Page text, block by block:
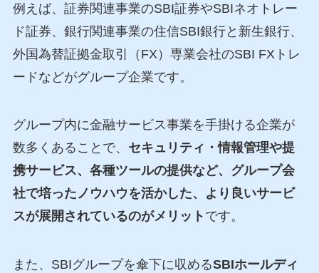
例えば、証券関連事業のSBI証券やSBIネオトレー
ド証券、銀行関連事業の住信SBI銀行と新生銀行、
外国為替証拠金取引（FX）専業会社のSBI FXトレ
ードなどがグループ企業です。
グループ内に金融サービス事業を手掛ける企業が
数多くあることで、 セキュリティ・情報管理や提
携サービス、各種ツールの提供など、グループ会
社で培ったノウハウを活かした、より良いサービ
スが展開されているのがメリット です。
また、SBIグループを傘下に収めるSBIホールディ